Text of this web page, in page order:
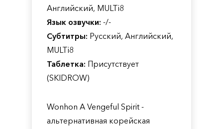
Английский, MULTi8
Язык озвучки: -/-
Субтитры: Русский, Английский,
MULTi8
Таблетка: Присутствует
(SKIDROW)
Wonhon A Vengeful Spirit -
альтернативная корейская